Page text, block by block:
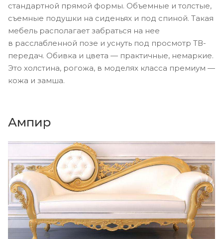
стандартной прямой формы. Объемные и толстые,
съемные подушки на сиденьях и под спиной. Такая
мебель располагает забраться на нее
в расслабленной позе и уснуть под просмотр ТВ-
передач. Обивка и цвета — практичные, немаркие.
Это холстина, рогожа, в моделях класса премиум —
кожа и замша.
Ампир